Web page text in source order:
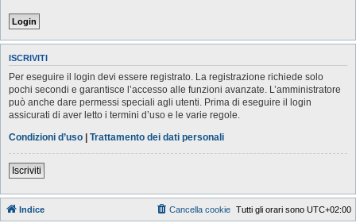
ISCRIVITI
Per eseguire il login devi essere registrato. La registrazione richiede solo
pochi secondi e garantisce l’accesso alle funzioni avanzate. L’amministratore
può anche dare permessi speciali agli utenti. Prima di eseguire il login
assicurati di aver letto i termini d’uso e le varie regole.
Condizioni d’uso | Trattamento dei dati personali
Iscriviti
Indice Tutti gli orari sono UTC+02:00
Cancella cookie